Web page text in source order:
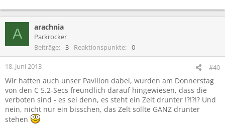
A arachnia
Parkrocker
Beiträge
3 Reaktionspunkte 0
18. Juni 2013 #40
Wir hatten auch unser Pavillon dabei, wurden am Donnerstag
von den C 5.2-Secs freundlich darauf hingewiesen, dass die
verboten sind - es sei denn, es steht ein Zelt drunter !?!?!? Und
nein, nicht nur ein bisschen, das Zelt sollte GANZ drunter
stehen